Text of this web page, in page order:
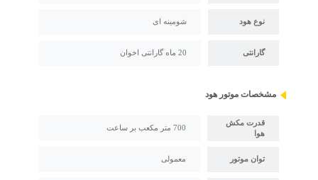
نوع هود شومینه ای
گارانتی 20 ماه گارانتی اخوان
مشخصات موتور هود
قدرت مکش
هوا
700 متر مکعب بر ساعت
توان موتور معمولی